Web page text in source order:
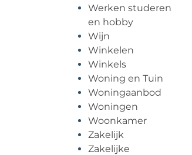
Werken studeren
en hobby
Wijn
Winkelen
Winkels
Woning en Tuin
Woningaanbod
Woningen
Woonkamer
Zakelijk
Zakelijke